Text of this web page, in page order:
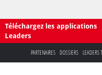
Téléchargez les applications
Leaders
PARTENAIRES DOSSIERS LEADERS